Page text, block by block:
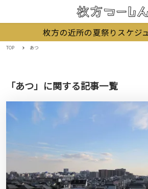
枚方の近所の夏祭りスケジ
TOP あつ
「あつ」に関する記事一覧